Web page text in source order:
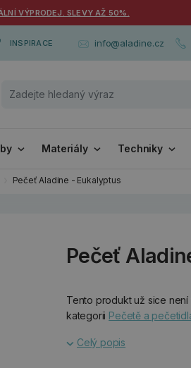
VÝPRODEJ. SLEVY AŽ 50%.
INSPIRACE info@aladine.cz
Materiály Techniky
Pečeť Aladine - Eukalyptus
Pečeť
Tento produkt už sice
kategorii Pečetě a
Celý popis